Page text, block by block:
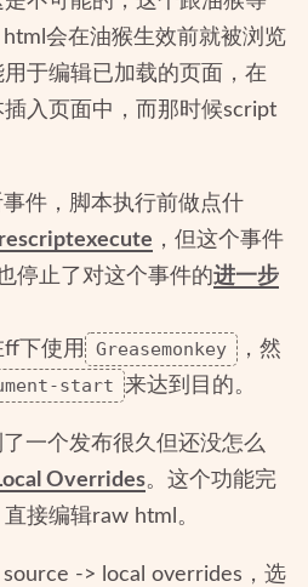
会在油猴生效前就被浏览
于编辑已加载的页面，在
入页面中，而那时候script
件，脚本执行前做点什
，但这个事件
停止了对这个事件的进一步
下使用
Greasemonkey ，然
start 来达到目的。
一个发布很久但还没怎么
Overrides。这个功能完
接编辑raw html。
-> local overrides，选